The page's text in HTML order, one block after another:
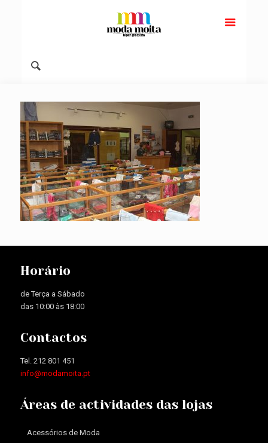
Horário
de Terça a Sábado
das 10:00 às 18:00
Contactos
Tel. 212 801 451
info@modamoita.pt
Áreas de actividades das lojas
Acessórios de Moda